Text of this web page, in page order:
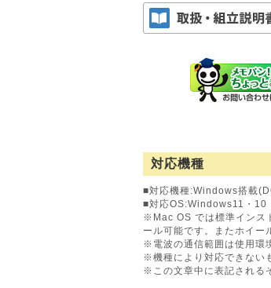
対応機種
■対応機種:Windows搭載
■対応OS:Windows11・
※Mac OS では標準インス
ール可能です。またホイー
※電波の通信範囲は使用環
※機種により対応できない
※この文章中に表記される